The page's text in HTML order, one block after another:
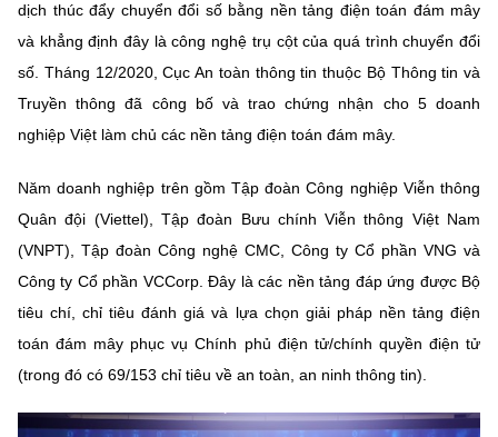
dịch thúc đẩy chuyển đổi số bằng nền tảng điện toán đám mây
và khẳng định đây là công nghệ trụ cột của quá trình chuyển đổi
số. Tháng 12/2020, Cục An toàn thông tin thuộc Bộ Thông tin và
Truyền thông đã công bố và trao chứng nhận cho 5 doanh
nghiệp Việt làm chủ các nền tảng điện toán đám mây.
Năm doanh nghiệp trên gồm Tập đoàn Công nghiệp Viễn thông
Quân đội (Viettel), Tập đoàn Bưu chính Viễn thông Việt Nam
(VNPT), Tập đoàn Công nghệ CMC, Công ty Cổ phần VNG và
Công ty Cổ phần VCCorp. Đây là các nền tảng đáp ứng được Bộ
tiêu chí, chỉ tiêu đánh giá và lựa chọn giải pháp nền tảng điện
toán đám mây phục vụ Chính phủ điện tử/chính quyền điện tử
(trong đó có 69/153 chỉ tiêu về an toàn, an ninh thông tin).